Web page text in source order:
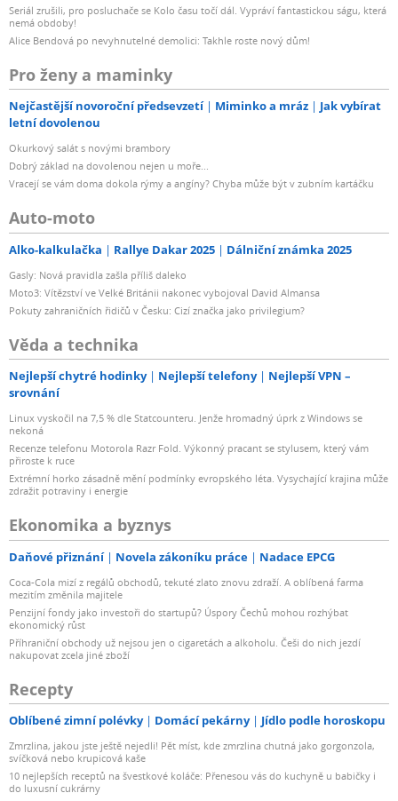
Seriál zrušili, pro posluchače se Kolo času točí dál. Vypráví fantastickou ságu, která
nemá obdoby!
Alice Bendová po nevyhnutelné demolici: Takhle roste nový dům!
Pro ženy a maminky
Nejčastější novoroční předsevzetí Miminko a mráz
Jak vybírat
letní dovolenou
Okurkový salát s novými brambory
Dobrý základ na dovolenou nejen u moře...
Vracejí se vám doma dokola rýmy a angíny? Chyba může být v zubním kartáčku
Auto-moto
Alko-kalkulačka Rallye Dakar 2025 Dálniční známka 2025
Gasly: Nová pravidla zašla příliš daleko
Moto3: Vítězství ve Velké Británii nakonec vybojoval David Almansa
Pokuty zahraničních řidičů v Česku: Cizí značka jako privilegium?
Věda a technika
Nejlepší chytré hodinky Nejlepší telefony
Nejlepší VPN –
srovnání
Linux vyskočil na 7,5 % dle Statcounteru. Jenže hromadný úprk z Windows se
nekoná
Recenze telefonu Motorola Razr Fold. Výkonný pracant se stylusem, který vám
přiroste k ruce
Extrémní horko zásadně mění podmínky evropského léta. Vysychající krajina může
zdražit potraviny i energie
Ekonomika a byznys
Daňové přiznání Novela zákoníku práce Nadace EPCG
Coca-Cola mizí z regálů obchodů, tekuté zlato znovu zdraží. A oblíbená farma
mezitím změnila majitele
Penzijní fondy jako investoři do startupů? Úspory Čechů mohou rozhýbat
ekonomický růst
Příhraniční obchody už nejsou jen o cigaretách a alkoholu. Češi do nich jezdí
nakupovat zcela jiné zboží
Recepty
Oblíbené zimní polévky Domácí pekárny Jídlo podle horoskopu
Zmrzlina, jakou jste ještě nejedli! Pět míst, kde zmrzlina chutná jako gorgonzola,
svíčková nebo krupicová kaše
10 nejlepších receptů na švestkové koláče: Přenesou vás do kuchyně u babičky i
do luxusní cukrárny